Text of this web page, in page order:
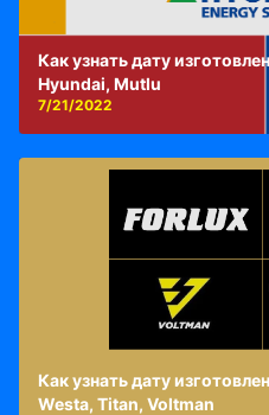
Как узнать дату
Hyundai, Mutlu
7/21/2022
Как узнать дату
Westa, Titan, Voltman